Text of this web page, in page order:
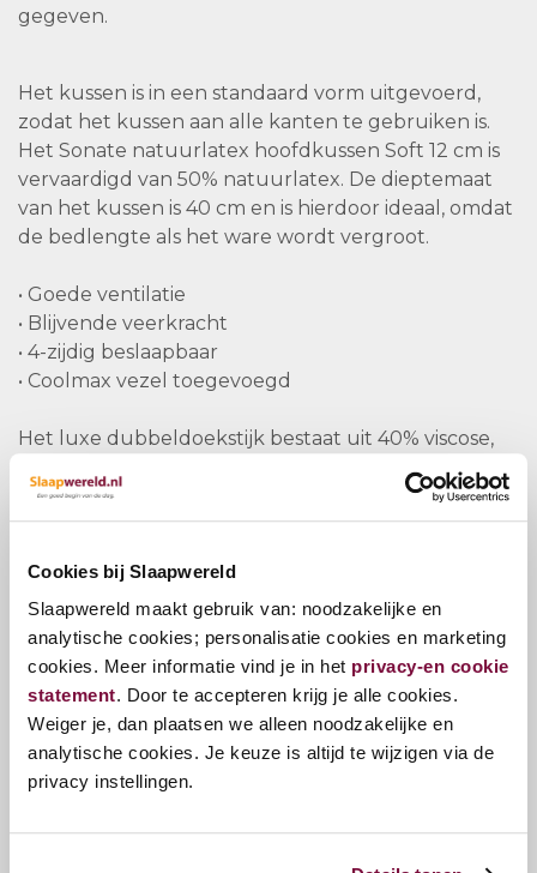
Cookies bij Slaapwereld
Slaapwereld maakt gebruik van: noodzakelijke en
analytische cookies; personalisatie cookies en marketing
cookies. Meer informatie vind je in het privacy-en cookie
statement. Door te accepteren krijg je alle cookies.
Weiger je, dan plaatsen we alleen noodzakelijke en
analytische cookies. Je keuze is altijd te wijzigen via de
privacy instellingen.
gegeven.
Het kussen is in een standaard vorm uitgevoerd,
zodat het kussen aan alle kanten te gebruiken is.
Het Sonate natuurlatex hoofdkussen Soft 12 cm is
vervaardigd van 50% natuurlatex. De dieptemaat
van het kussen is 40 cm en is hierdoor ideaal, omdat
de bedlengte als het ware wordt vergroot.
• Goede ventilatie
• Blijvende veerkracht
• 4-zijdig beslaapbaar
• Coolmax vezel toegevoegd
Het luxe dubbeldoekstijk bestaat uit 40% viscose,
30% polyesther en 30% polyesther filling. Aan de
tijk is een Coolplus® high-tech vezel toegevoegd.
Deze werd speciaal ontwikkeld en begeleidt
verdampingsproces zeer hoog en voelt het kussen
droog en comfortabel aan.
De kussenhoes is wasbaar op 60° C.
Vragen?
Bel ons E-mail